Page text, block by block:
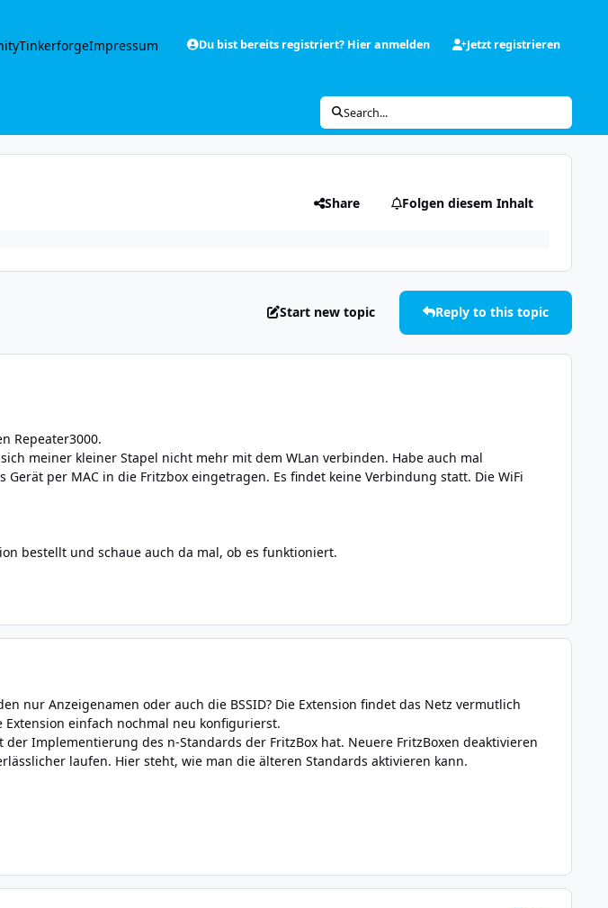
TinkerforgeImpressum Du bist bereits registriert? Hier anmelden Jetzt registrieren
Search...
Share Folgen diesem Inhalt
Start new topic Reply to this topic
Repeater3000.
meiner kleiner Stapel nicht mehr mit dem WLan verbinden. Habe auch mal
per MAC in die Fritzbox eingetragen. Es findet keine Verbindung statt. Die WiFi
bestellt und schaue auch da mal, ob es funktioniert.
nur Anzeigenamen oder auch die BSSID? Die Extension findet das Netz vermutlich
einfach nochmal neu konfigurierst.
Implementierung des n-Standards der FritzBox hat. Neuere FritzBoxen deaktivieren
laufen. Hier steht, wie man die älteren Standards aktivieren kann.